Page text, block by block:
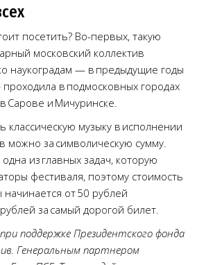
посетить? Во-первых, такую
московский коллектив
наукоградам — в предыдущие годы
в подмосковных городах
Сарове и Мичуринске.
классическую музыку в исполнении
можно за символическую сумму.
из главных задач, которую
фестиваля, поэтому стоимость
от 50 рублей
за самый дорогой билет.
поддержке Президентского фонда
Генеральным партнером